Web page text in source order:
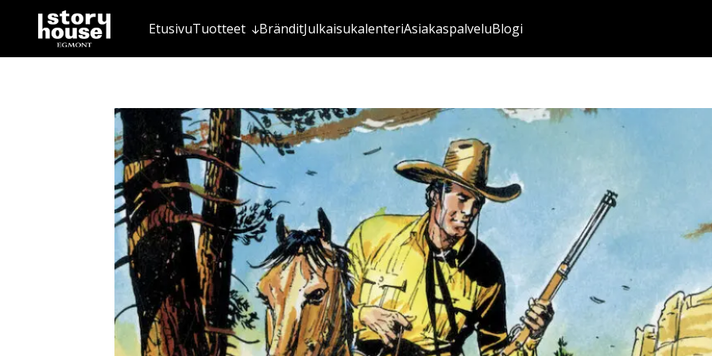
EtusivuTuotteet BränditJulkaisukalenteriAsiakaspalveluBlogi